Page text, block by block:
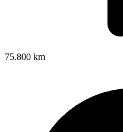
75.800 km